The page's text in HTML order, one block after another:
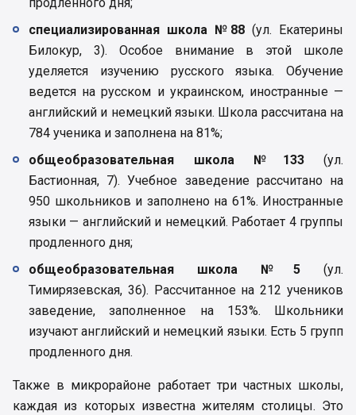
специализированная школа №88 (ул. Екатерины
Билокур, 3). Особое внимание в этой школе
уделяется изучению русского языка. Обучение
ведется на русском и украинском, иностранные —
английский и немецкий языки. Школа рассчитана на
784 ученика и заполнена на 81%;
общеобразовательная школа №133(ул.
Бастионная, 7). Учебное заведение рассчитано на
950 школьников и заполнено на 61%. Иностранные
языки — английский и немецкий. Работает 4 группы
продленного дня;
общеобразовательная школа №5 (ул.
Тимирязевская, 36). Рассчитанное на 212 учеников
заведение, заполненное на 153%. Школьники
изучают английский и немецкий языки. Есть 5 групп
продленного дня.
Также в микрорайоне работает три частных школы,
каждая из которых известна жителям столицы. Это